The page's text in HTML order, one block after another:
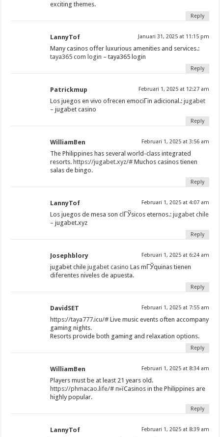
exciting themes.
Reply
LannyTof Januari 31, 2025 at 11:15 pm
Many casinos offer luxurious amenities and services.:
taya365 com login – taya365 login
Reply
Patrickmup Februari 1, 2025 at 12:27 am
Los juegos en vivo ofrecen emociГіn adicional.:jugabet
– jugabet casino
Reply
WilliamBen Februari 1, 2025 at 3:56 am
The Philippines has several world-class integrated
resorts. https://jugabet.xyz/# Muchos casinos tienen
salas de bingo.
Reply
LannyTof Februari 1, 2025 at 4:07 am
Los juegos de mesa son clГЎsicos eternos.:jugabet chile
– jugabet.xyz
Reply
Josephblory Februari 1, 2025 at 6:24 am
jugabet chilejugabet casino Las mГЎquinas tienen
diferentes niveles de apuesta.
Reply
DavidSET Februari 1, 2025 at 7:55 am
https://taya777.icu/# Live music events often accompany
gaming nights.
Resorts provide both gaming and relaxation options.
Reply
WilliamBen Februari 1, 2025 at 8:34 am
Players must be at least 21 years old.
https://phmacao.life/# п»їCasinos in the Philippines are
highly popular.
Reply
LannyTof Februari 1, 2025 at 8:39 am